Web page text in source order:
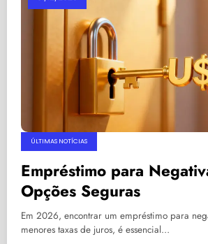
ÚLTIMAS NOTÍCIAS
Empréstimo para
Opções Seguras
Em 2026, encontrar um empréstimo para
menores taxas de juros, é essencial…